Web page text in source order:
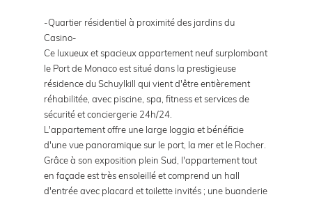
-Quartier résidentiel à proximité des jardins du
Casino-
Ce luxueux et spacieux appartement neuf surplombant
le Port de Monaco est situé dans la prestigieuse
résidence du Schuylkill qui vient d'être entièrement
réhabilitée, avec piscine, spa, fitness et services de
sécurité et conciergerie 24h/24.
L'appartement offre une large loggia et bénéficie
d'une vue panoramique sur le port, la mer et le Rocher.
Grâce à son exposition plein Sud, l'appartement tout
en façade est très ensoleillé et comprend un hall
d'entrée avec placard et toilette invités ; une buanderie